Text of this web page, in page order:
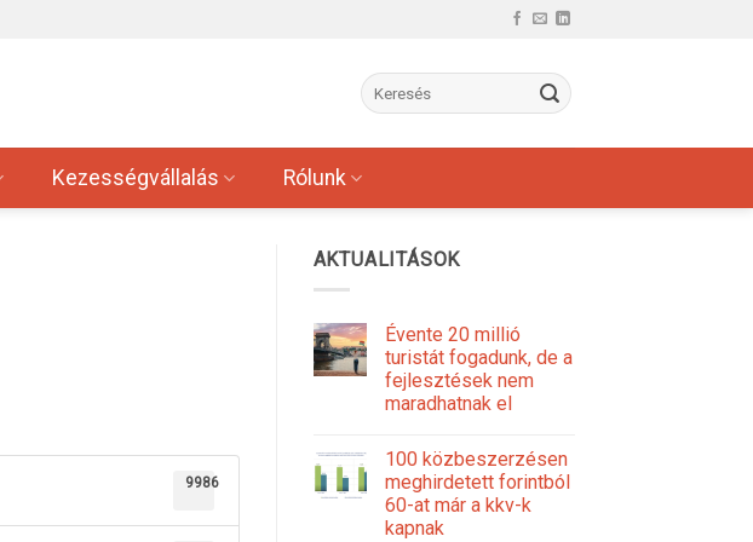
Kezességvállalás Rólunk
9986
AKTUALITÁSOK
Évente 20 millió
turistát fogadunk, de a
fejlesztések nem
maradhatnak el
100 közbeszerzésen
meghirdetett forintból
60-at már a kkv-k
kapnak